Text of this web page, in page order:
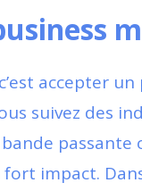
accepter
suivez des
passante
impact.